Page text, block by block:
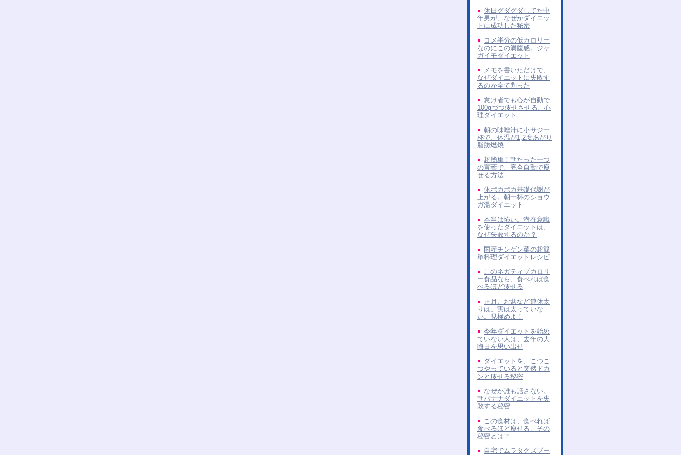
休日グダグダしてた中
年男が、なぜかダイエッ
トに成功した秘密
コメ半分の低カロリー
なのにこの満腹感。ジャ
ガイモダイエット
メモを書いただけで、
なぜダイエットに失敗す
るのか全て判った
怠け者でも心が自動で
100gづつ痩せさせる、心
理ダイエット
朝の味噌汁に小サジ一
杯で、体温が1,2度あがり
脂肪燃焼
超簡単！朝たった一つ
の言葉で、完全自動で痩
せる方法
体ポカポカ基礎代謝が
上がる。朝一杯のショウ
ガ湯ダイエット
本当は怖い。潜在意識
を使ったダイエットは、
なぜ失敗するのか？
国産チンゲン菜の超簡
単料理ダイエットレシピ
このネガティブカロリ
ー食品なら、食べれば食
べるほど痩せる
正月、お盆など連休太
りは、実は太っていな
い。見極めよ！
今年ダイエットを始め
ていない人は、去年の大
晦日を思い出せ
ダイエットを、こつこ
つやっていると突然ドカ
ンと痩せる秘密
なぜか誰も話さない。
朝バナナダイエットを失
敗する秘密
この食材は、食べれば
食べるほど痩せる。その
秘密とは？
自宅でムラタクズブー